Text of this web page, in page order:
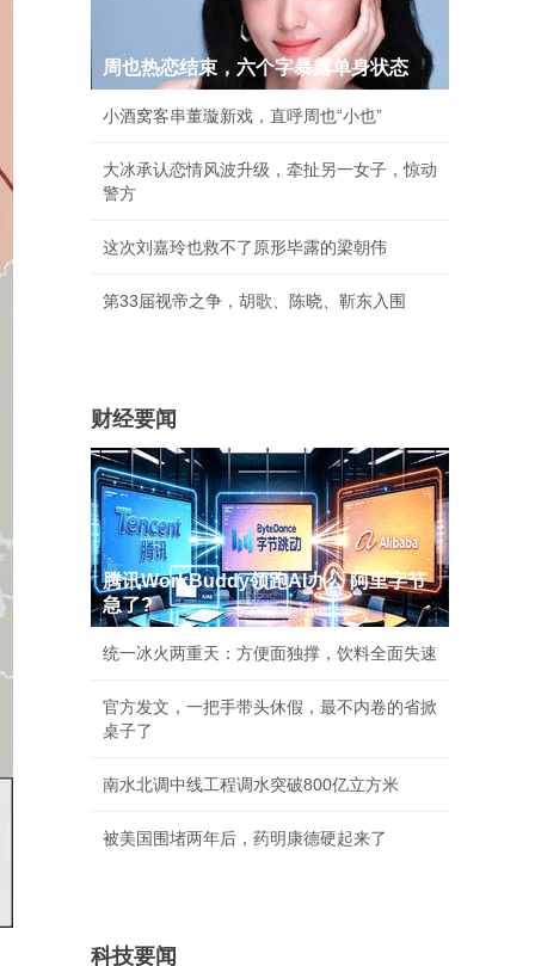
周也热恋结束，六个字暴露单身状态
小酒窝客串董璇新戏，直呼周也“小也”
大冰承认恋情风波升级，牵扯另一女子，惊动
警方
这次刘嘉玲也救不了原形毕露的梁朝伟
第33届视帝之争，胡歌、陈晓、靳东入围
财经要闻
腾讯WorkBuddy领跑AI办公 阿里字节
急了?
统一冰火两重天：方便面独撑，饮料全面失速
官方发文，一把手带头休假，最不内卷的省掀
桌子了
南水北调中线工程调水突破800亿立方米
被美国围堵两年后，药明康德硬起来了
科技要闻